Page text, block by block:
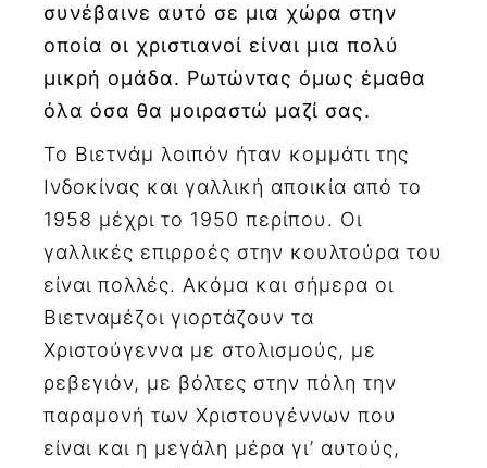
συνέβαινε αυτό σε μια χώρα στην
οποία οι χριστιανοί είναι μια πολύ
μικρή ομάδα. Ρωτώντας όμως έμαθα
όλα όσα θα μοιραστώ μαζί σας.
Το Βιετνάμ λοιπόν ήταν κομμάτι της
Ινδοκίνας και γαλλική αποικία από το
1958 μέχρι το 1950 περίπου. Οι
γαλλικές επιρροές στην κουλτούρα του
είναι πολλές. Ακόμα και σήμερα οι
Βιετναμέζοι γιορτάζουν τα
Χριστούγεννα με στολισμούς, με
ρεβεγιόν, με βόλτες στην πόλη την
παραμονή των Χριστουγέννων που
είναι και η μεγάλη μέρα γι’ αυτούς,